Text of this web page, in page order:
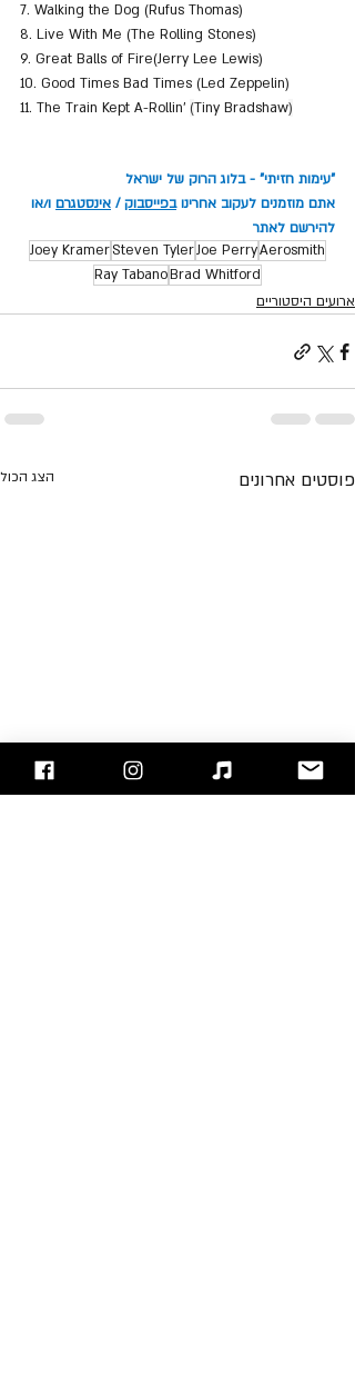
7. Walking the Dog (Rufus Thomas)
8. Live With Me (The Rolling Stones)
9. Great Balls of Fire(Jerry Lee Lewis)
10. Good Times Bad Times (Led Zeppelin)
11. The Train Kept A-Rollin' (Tiny Bradshaw)
"עימות חזיתי" - בלוג הרוק של ישראל
אתם מוזמנים לעקוב אחרינו בפייסבוק / אינסטגרם ו/או
להירשם לאתר
Aerosmith
Joe Perry
Steven Tyler
Joey Kramer
Brad Whitford
Ray Tabano
ארועים היסטוריים
פוסטים אחרונים הצג הכול